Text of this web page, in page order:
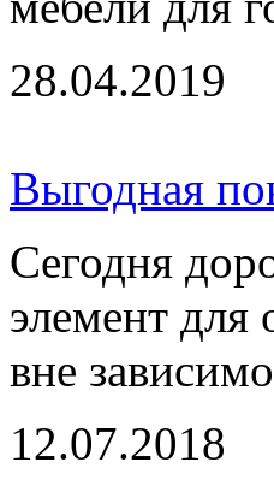
28.04.2019
Выгодная
Сегодня
элемент для
вне
12.07.2018